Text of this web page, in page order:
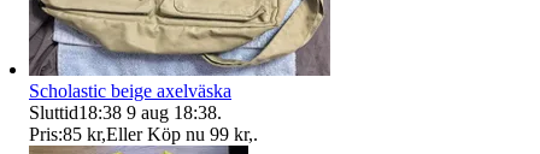
Scholastic beige axelväska
Sluttid18:38 9 aug 18:38.
Pris:85 kr,Eller Köp nu 99 kr,.